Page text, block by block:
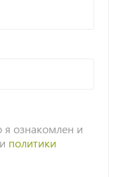
ознакомлен и
и политики